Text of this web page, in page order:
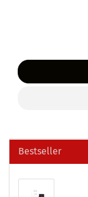
Bestseller